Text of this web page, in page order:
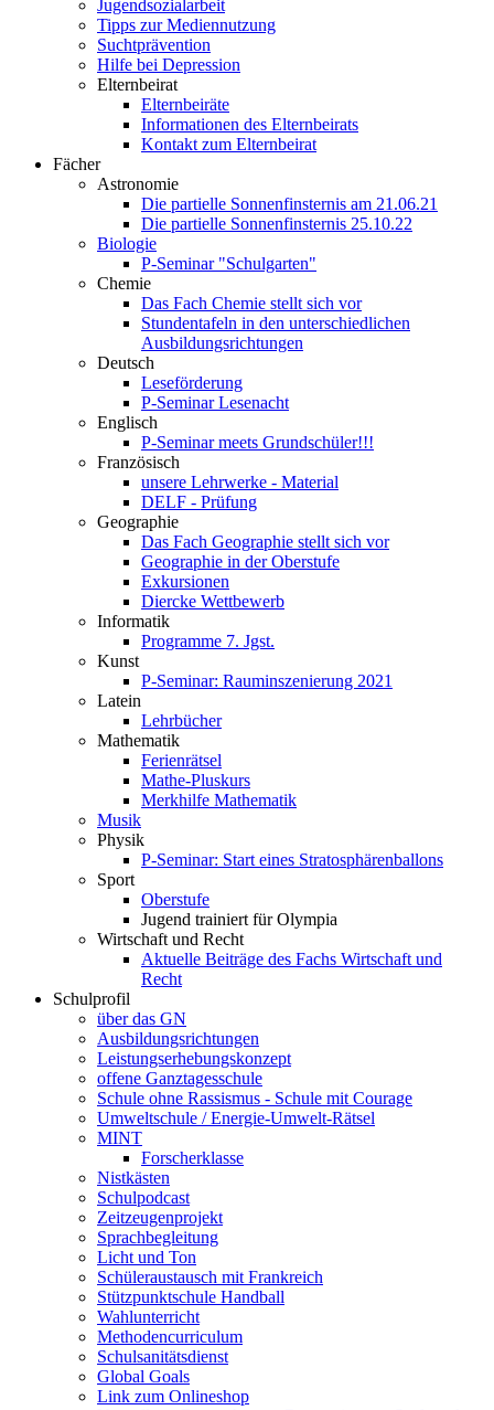
Jugendsozialarbeit
Tipps zur Mediennutzung
Suchtprävention
Hilfe bei Depression
Elternbeirat
Elternbeiräte
Informationen des Elternbeirats
Kontakt zum Elternbeirat
Fächer
Astronomie
Die partielle Sonnenfinsternis am 21.06.21
Die partielle Sonnenfinsternis 25.10.22
Biologie
P-Seminar "Schulgarten"
Chemie
Das Fach Chemie stellt sich vor
Stundentafeln in den unterschiedlichen
Ausbildungsrichtungen
Deutsch
Leseförderung
P-Seminar Lesenacht
Englisch
P-Seminar meets Grundschüler!!!
Französisch
unsere Lehrwerke - Material
DELF - Prüfung
Geographie
Das Fach Geographie stellt sich vor
Geographie in der Oberstufe
Exkursionen
Diercke Wettbewerb
Informatik
Programme 7. Jgst.
Kunst
P-Seminar: Rauminszenierung 2021
Latein
Lehrbücher
Mathematik
Ferienrätsel
Mathe-Pluskurs
Merkhilfe Mathematik
Musik
Physik
P-Seminar: Start eines Stratosphärenballons
Sport
Oberstufe
Jugend trainiert für Olympia
Wirtschaft und Recht
Aktuelle Beiträge des Fachs Wirtschaft und
Recht
Schulprofil
über das GN
Ausbildungsrichtungen
Leistungserhebungskonzept
offene Ganztagesschule
Schule ohne Rassismus - Schule mit Courage
Umweltschule / Energie-Umwelt-Rätsel
MINT
Forscherklasse
Nistkästen
Schulpodcast
Zeitzeugenprojekt
Sprachbegleitung
Licht und Ton
Schüleraustausch mit Frankreich
Stützpunktschule Handball
Wahlunterricht
Methodencurriculum
Schulsanitätsdienst
Global Goals
Link zum Onlineshop